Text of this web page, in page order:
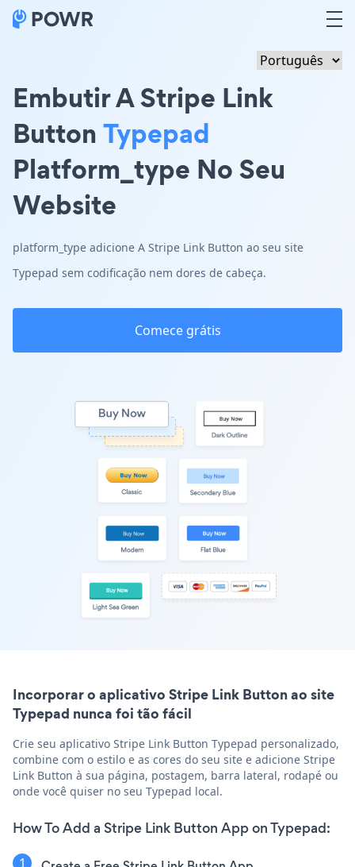
Embutir A Stripe Link
ButtonTypepad
Platform_type No Seu
Website
platform_type adicione A Stripe Link Button ao seu site
Typepad sem codificação nem dores de cabeça.
Comece grátis
Incorporar o aplicativo Stripe Link Button ao site
Typepad nunca foi tão fácil
Crie seu aplicativo Stripe Link Button Typepad personalizado,
combine com o estilo e as cores do seu site e adicione Stripe
Link Button à sua página, postagem, barra lateral, rodapé ou
onde você quiser no seu Typepad local.
How To Add a Stripe Link Button App on Typepad: